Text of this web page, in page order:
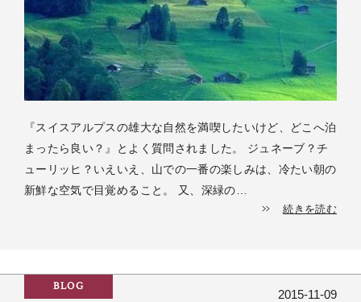
『スイスアルプスの雄大な自然を満喫したいけど、どこへ泊
まったら良い？』とよく質問されました。 ジュネーブ？チ
ューリッヒ？いえいえ、山での一番の楽しみは、冷たい朝の
新鮮な空気で目覚めること。 又、深緑の…
続きを読む
BLOG
2015-11-09